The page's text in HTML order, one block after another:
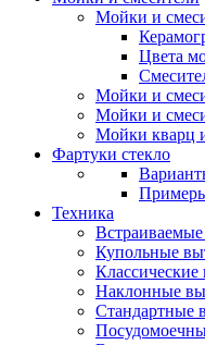
Мойки и
Цвета
Мойки и
Мойки и
Мойки кварц
Фартуки стекло
Техника
Купольные
Наклонные
Стандартные